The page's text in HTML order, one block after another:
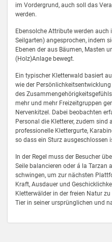
im Vordergrund, auch soll das
werden.
Ebensolche Attribute werden
Seilgarten) angesprochen, indem
Ebenen der aus Bäumen, Masten
(Holz)Anlage bewegt.
Ein typischer Kletterwald basiert
wie der
des
mehr und mehr Freizeitgruppen
Nervenkitzel. Dabei beobachten
Personal die Kletterer, zudem sind
professionelle Klettergurte,
so dass ein Sturz ausgeschlossen
In der Regel muss der Besucher
Seile balancieren oder á la Tarzan
schwingen, um zur nächsten
Kraft, Ausdauer und
Kletterwälder in der freien Natur
Tier in seiner ursprünglichen und